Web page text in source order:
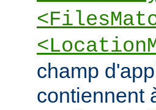
champ
contiennent